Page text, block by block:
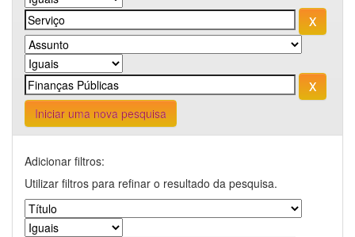
Iniciar uma nova pesquisa
Adicionar filtros:
Utilizar filtros para refinar o resultado da pesquisa.